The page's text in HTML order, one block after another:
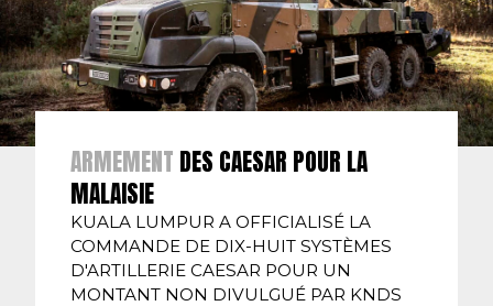
ARMEMENT DES CAESAR POUR LA
MALAISIE
KUALA LUMPUR A OFFICIALISÉ LA
COMMANDE DE DIX-HUIT SYSTÈMES
D'ARTILLERIE CAESAR POUR UN
MONTANT NON DIVULGUÉ PAR KNDS